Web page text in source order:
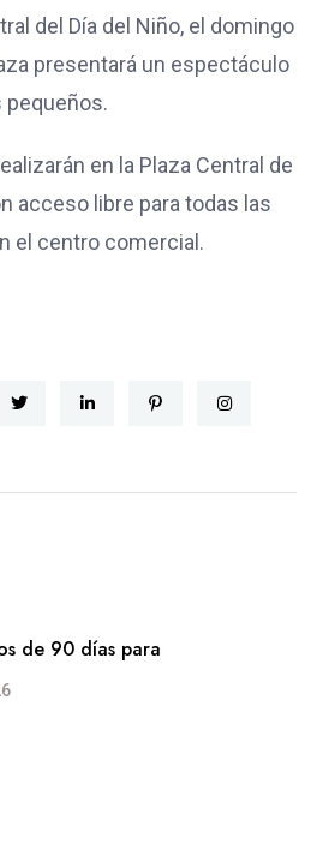
del Día del Niño, el domingo
presentará un espectáculo
pequeños.
en la Plaza Central de
acceso libre para todas las
el centro comercial.
de 90 días para